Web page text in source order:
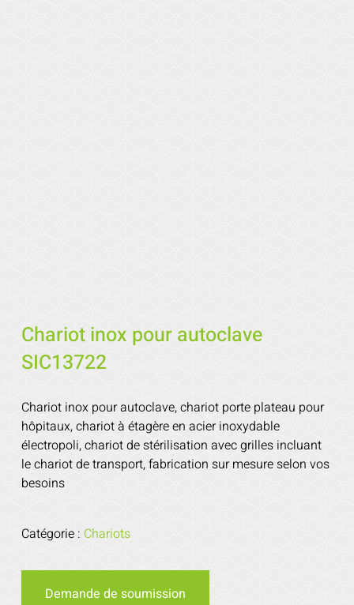
Chariot inox pour autoclave
SIC13722
Chariot inox pour autoclave, chariot porte plateau pour
hôpitaux, chariot à étagère en acier inoxydable
électropoli, chariot de stérilisation avec grilles incluant
le chariot de transport, fabrication sur mesure selon vos
besoins
Catégorie : Chariots
Demande de soumission